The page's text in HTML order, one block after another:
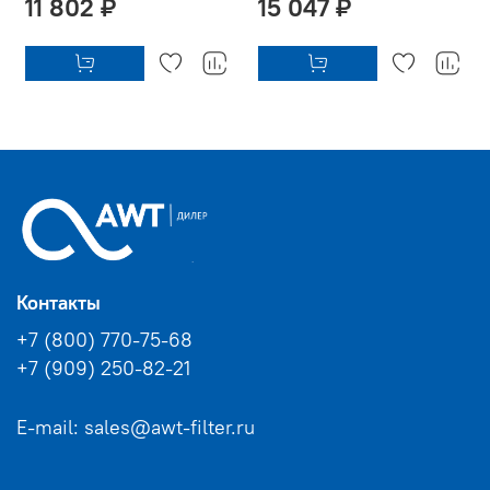
11 802 ₽ 15 047 ₽
Контакты
+7 (800) 770-75-68
+7 (909) 250-82-21
E-mail: sales@awt-filter.ru